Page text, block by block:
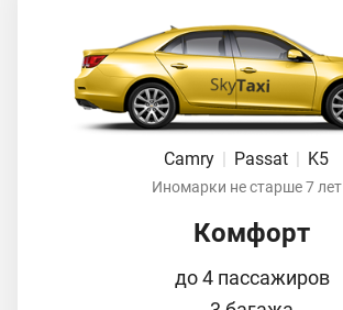
Camry Passat K5
Иномарки не старше 7 лет
Комфорт
до 4 пассажиров